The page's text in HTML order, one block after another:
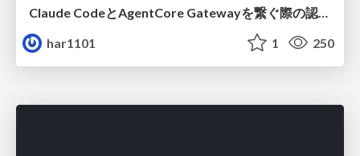
har1101
1 250